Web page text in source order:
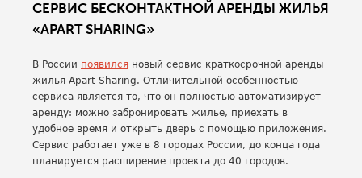
СЕРВИС БЕСКОНТАКТНОЙ АРЕНДЫ ЖИЛЬЯ
«APART SHARING»
В России появился новый сервис краткосрочной аренды
жилья Apart Sharing. Отличительной особенностью
сервиса является то, что он полностью автоматизирует
аренду: можно забронировать жилье, приехать в
удобное время и открыть дверь с помощью приложения.
Сервис работает уже в 8 городах России, до конца года
планируется расширение проекта до 40 городов.